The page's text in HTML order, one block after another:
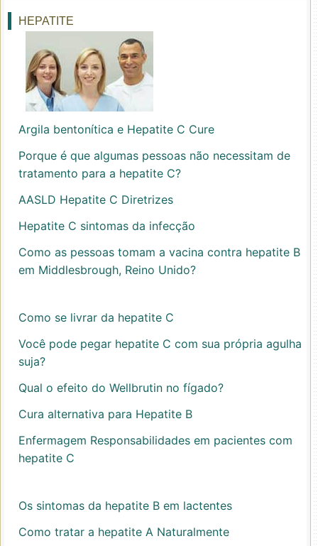
HEPATITE
Argila bentonítica e Hepatite C Cure
Porque é que algumas pessoas não necessitam de
tratamento para a hepatite C?
AASLD Hepatite C Diretrizes
Hepatite C sintomas da infecção
Como as pessoas tomam a vacina contra hepatite B
em Middlesbrough, Reino Unido?
Como se livrar da hepatite C
Você pode pegar hepatite C com sua própria agulha
suja?
Qual o efeito do Wellbrutin no fígado?
Cura alternativa para Hepatite B
Enfermagem Responsabilidades em pacientes com
hepatite C
Os sintomas da hepatite B em lactentes
Como tratar a hepatite A Naturalmente